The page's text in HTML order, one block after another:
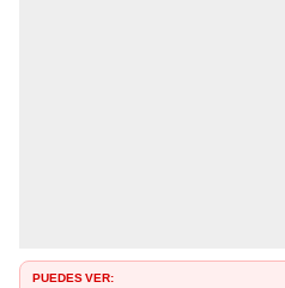
PUEDES VER: